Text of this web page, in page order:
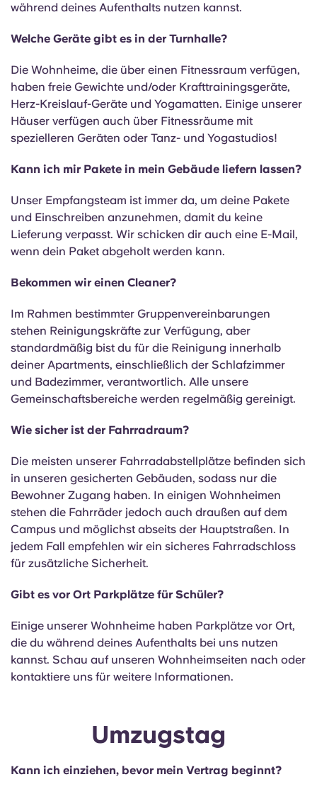
während deines Aufenthalts nutzen kannst.
Welche Geräte gibt es in der Turnhalle?
Die Wohnheime, die über einen Fitnessraum verfügen,
haben freie Gewichte und/oder Krafttrainingsgeräte,
Herz-Kreislauf-Geräte und Yogamatten. Einige unserer
Häuser verfügen auch über Fitnessräume mit
spezielleren Geräten oder Tanz- und Yogastudios!
Kann ich mir Pakete in mein Gebäude liefern lassen?
Unser Empfangsteam ist immer da, um deine Pakete
und Einschreiben anzunehmen, damit du keine
Lieferung verpasst. Wir schicken dir auch eine E-Mail,
wenn dein Paket abgeholt werden kann.
Bekommen wir einen Cleaner?
Im Rahmen bestimmter Gruppenvereinbarungen
stehen Reinigungskräfte zur Verfügung, aber
standardmäßig bist du für die Reinigung innerhalb
deiner Apartments, einschließlich der Schlafzimmer
und Badezimmer, verantwortlich. Alle unsere
Gemeinschaftsbereiche werden regelmäßig gereinigt.
Wie sicher ist der Fahrradraum?
Die meisten unserer Fahrradabstellplätze befinden sich
in unseren gesicherten Gebäuden, sodass nur die
Bewohner Zugang haben. In einigen Wohnheimen
stehen die Fahrräder jedoch auch draußen auf dem
Campus und möglichst abseits der Hauptstraßen. In
jedem Fall empfehlen wir ein sicheres Fahrradschloss
für zusätzliche Sicherheit.
Gibt es vor Ort Parkplätze für Schüler?
Einige unserer Wohnheime haben Parkplätze vor Ort,
die du während deines Aufenthalts bei uns nutzen
kannst. Schau auf unseren Wohnheimseiten nach oder
kontaktiere uns für weitere Informationen.
Umzugstag
Kann ich einziehen, bevor mein Vertrag beginnt?